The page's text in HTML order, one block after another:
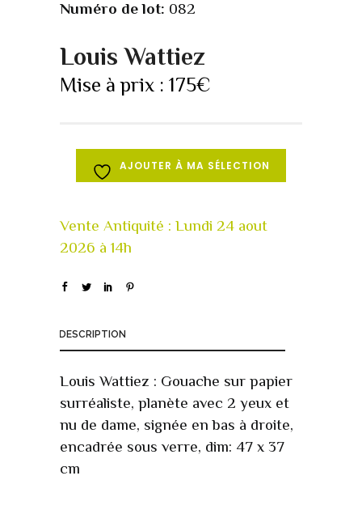
Numéro de lot: 082
Louis Wattiez
Mise à prix :175€
AJOUTER À MA SÉLECTION
DESCRIPTION
Louis Wattiez : Gouache sur papier
surréaliste, planète avec 2 yeux et
nu de dame, signée en bas à droite,
encadrée sous verre, dim: 47 x 37
cm